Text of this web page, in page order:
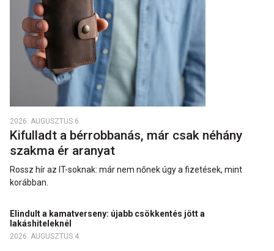
2026. AUGUSZTUS 6.
Kifulladt a bérrobbanás, már csak néhány
szakma ér aranyat
Rossz hír az IT-soknak: már nem nőnek úgy a fizetések, mint
korábban.
Elindult a kamatverseny: újabb csökkentés jött a
lakáshiteleknél
2026. AUGUSZTUS 4.